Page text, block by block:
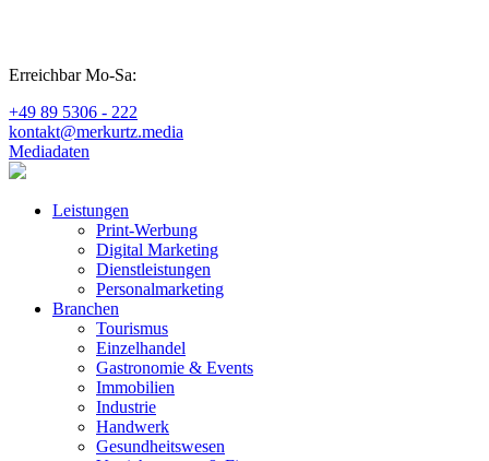
Erreichbar Mo-Sa:
+49 89 5306 - 222
kontakt@merkurtz.media
Mediadaten
Leistungen
Print-Werbung
Digital Marketing
Dienstleistungen
Personalmarketing
Branchen
Tourismus
Einzelhandel
Gastronomie & Events
Immobilien
Industrie
Handwerk
Gesundheitswesen